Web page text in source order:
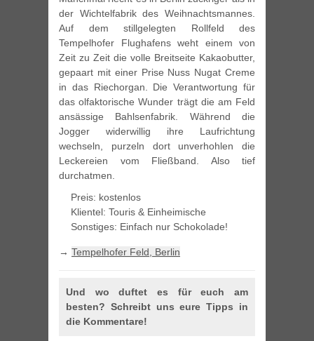
der Wichtelfabrik des Weihnachtsmannes.
Auf dem stillgelegten Rollfeld des
Tempelhofer Flughafens weht einem von
Zeit zu Zeit die volle Breitseite Kakaobutter,
gepaart mit einer Prise Nuss Nugat Creme
in das Riechorgan. Die Verantwortung für
das olfaktorische Wunder trägt die am Feld
ansässige Bahlsenfabrik. Während die
Jogger widerwillig ihre Laufrichtung
wechseln, purzeln dort unverhohlen die
Leckereien vom Fließband. Also tief
durchatmen.
Preis: kostenlos
Klientel: Touris & Einheimische
Sonstiges: Einfach nur Schokolade!
→ Tempelhofer Feld, Berlin
Und wo duftet es für euch am
besten? Schreibt uns eure Tipps in
die Kommentare!